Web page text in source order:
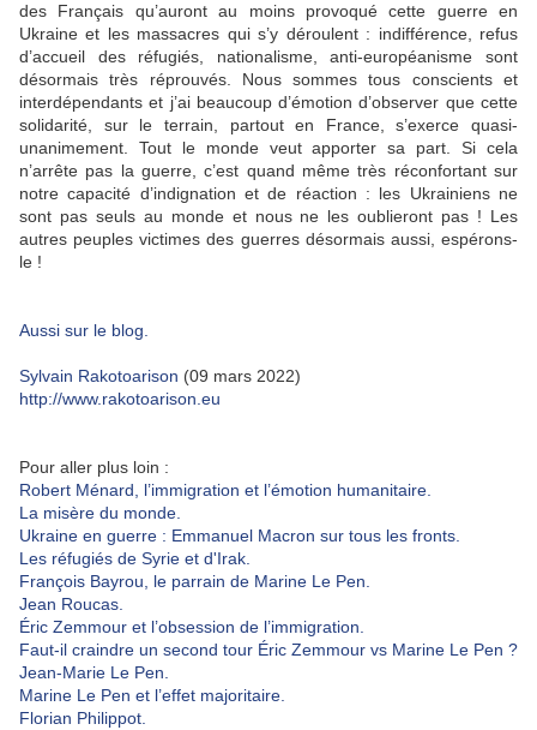
des Français qu’auront au moins provoqué cette guerre en
Ukraine et les massacres qui s’y déroulent : indifférence, refus
d’accueil des réfugiés, nationalisme, anti-européanisme sont
désormais très réprouvés. Nous sommes tous conscients et
interdépendants et j’ai beaucoup d’émotion d’observer que cette
solidarité, sur le terrain, partout en France, s’exerce quasi-
unanimement. Tout le monde veut apporter sa part. Si cela
n’arrête pas la guerre, c’est quand même très réconfortant sur
notre capacité d’indignation et de réaction : les Ukrainiens ne
sont pas seuls au monde et nous ne les oublieront pas ! Les
autres peuples victimes des guerres désormais aussi, espérons-
le !
Aussi sur le blog.
Sylvain Rakotoarison (09 mars 2022)
http://www.rakotoarison.eu
Pour aller plus loin :
Robert Ménard, l’immigration et l’émotion humanitaire.
La misère du monde.
Ukraine en guerre : Emmanuel Macron sur tous les fronts.
Les réfugiés de Syrie et d'Irak.
François Bayrou, le parrain de Marine Le Pen.
Jean Roucas.
Éric Zemmour et l’obsession de l’immigration.
Faut-il craindre un second tour Éric Zemmour vs Marine Le Pen ?
Jean-Marie Le Pen.
Marine Le Pen et l’effet majoritaire.
Florian Philippot.